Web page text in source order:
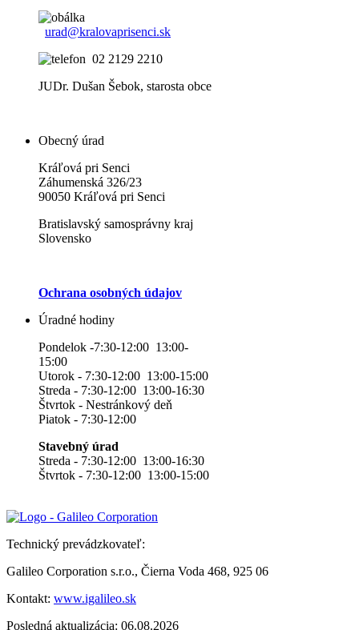
urad@kralovaprisenci.sk
02 2129 2210
JUDr. Dušan Šebok, starosta obce
Obecný úrad
Kráľová pri Senci
Záhumenská 326/23
90050 Kráľová pri Senci
Bratislavský samosprávny kraj
Slovensko
Ochrana osobných údajov
Úradné hodiny
Pondelok -7:30-12:00 13:00-
15:00
Utorok - 7:30-12:00 13:00-15:00
Streda - 7:30-12:00 13:00-16:30
Štvrtok - Nestránkový deň
Piatok - 7:30-12:00
Stavebný úrad
Streda - 7:30-12:00 13:00-16:30
Štvrtok - 7:30-12:00 13:00-15:00
Technický prevádzkovateľ:
Galileo Corporation s.r.o., Čierna Voda 468, 925 06
Kontakt: www.igalileo.sk
Posledná aktualizácia: 06.08.2026